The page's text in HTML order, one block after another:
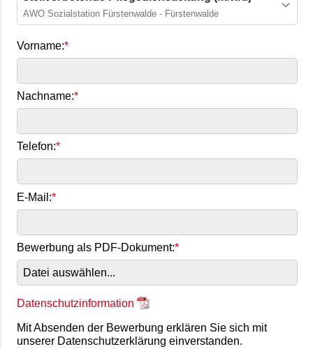
AWO Sozialstation Fürstenwalde - Fürstenwalde
Vorname:
Nachname:
Telefon:
E-Mail:
Bewerbung als PDF-Dokument:
Datei auswählen...
Datenschutzinformation
Mit Absenden der Bewerbung erklären Sie sich mit
unserer Datenschutzerklärung einverstanden.